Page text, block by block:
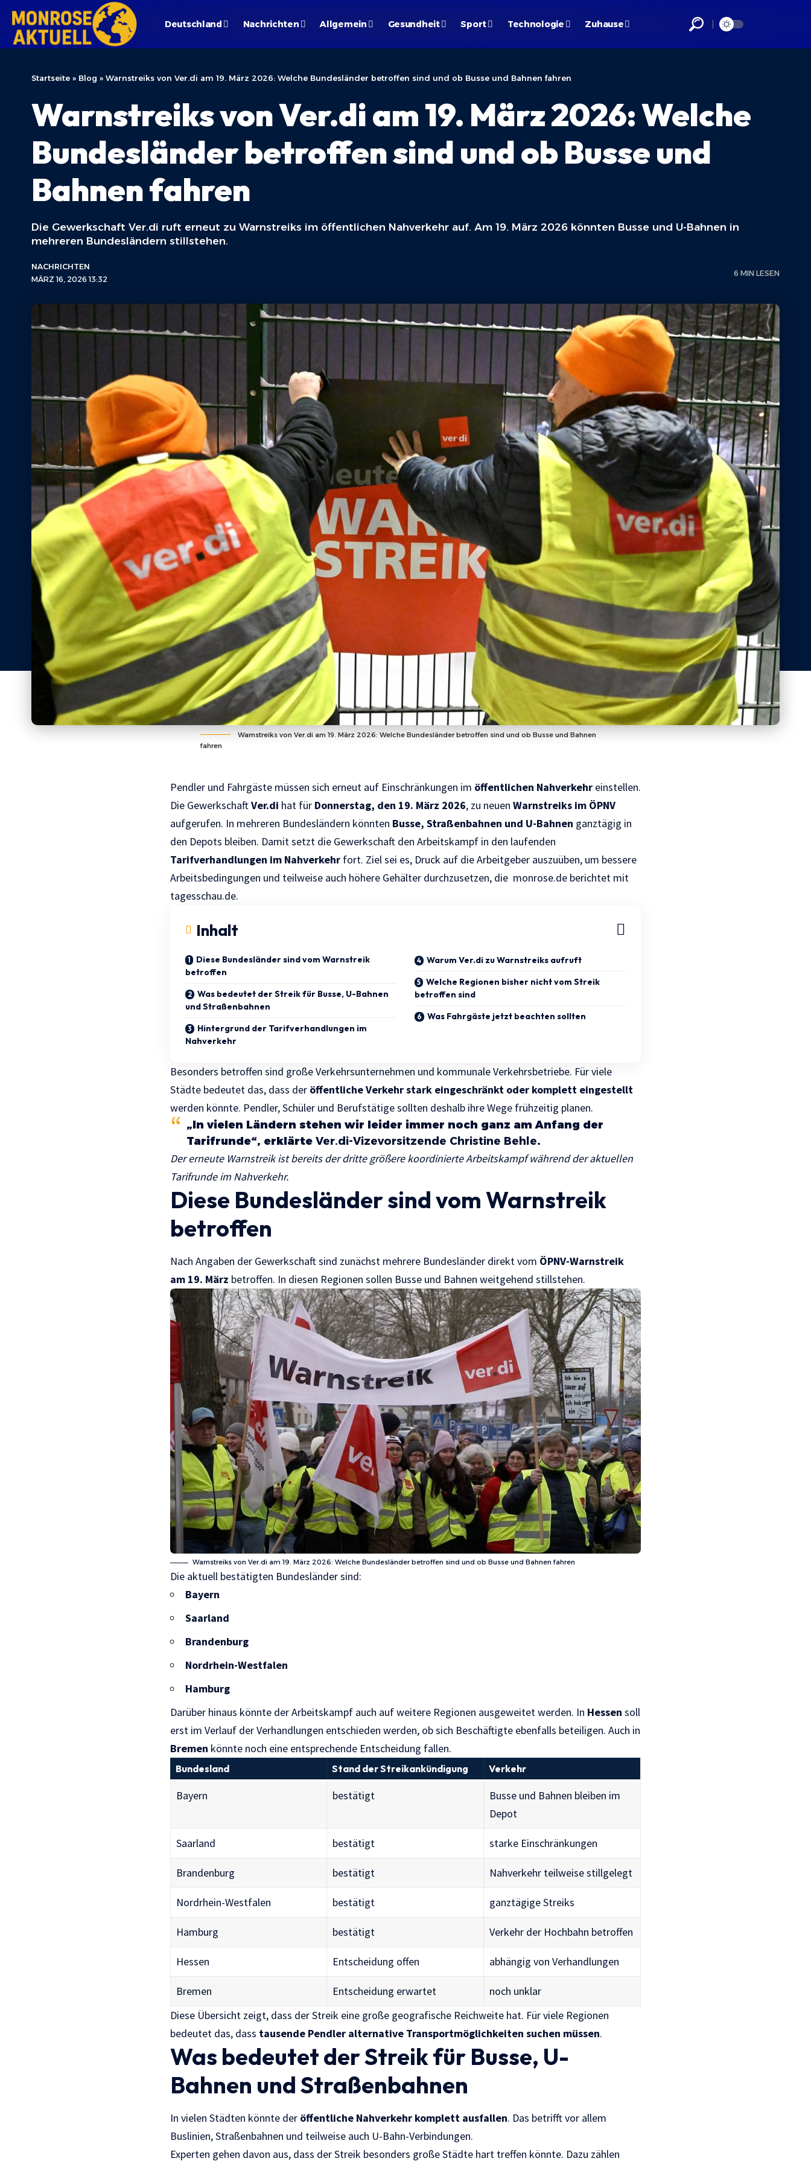
Deutschland Nachrichten Allgemein Gesundheit Sport Technologie Zuhause
Startseite » Blog » Warnstreiks von Ver.di am 19. März 2026: Welche Bundesländer betroffen sind und ob Busse und Bahnen fahren
Warnstreiks von Ver.di am 19. März 2026: Welche
Bundesländer betroffen sind und ob Busse und
Bahnen fahren
Die Gewerkschaft Ver.di ruft erneut zu Warnstreiks im öffentlichen Nahverkehr auf. Am 19. März 2026 könnten Busse und U-Bahnen in
mehreren Bundesländern stillstehen.
MÄRZ 16, 2026 13:32
NACHRICHTEN
6 MIN LESEN
Warnstreiks von Ver.di am 19. März 2026: Welche Bundesländer betroffen sind und ob Busse und Bahnen
fahren
Pendler und Fahrgäste müssen sich erneut auf Einschränkungen im öffentlichen Nahverkehr einstellen.
Die GewerkschaftVer.di hat für Donnerstag, den 19. März 2026, zu neuen Warnstreiks im ÖPNV
aufgerufen. In mehreren Bundesländern könnten Busse, Straßenbahnen und U-Bahnen ganztägig in
den Depots bleiben. Damit setzt die Gewerkschaft den Arbeitskampf in den laufenden
Tarifverhandlungen im Nahverkehr fort. Ziel sei es, Druck auf die Arbeitgeber auszuüben, um bessere
Arbeitsbedingungen und teilweise auch höhere Gehälter durchzusetzen, die monrose.de berichtet mit
tagesschau.de.
Inhalt
Diese Bundesländer sind vom Warnstreik
betroffen
Was bedeutet der Streik für Busse, U-Bahnen
und Straßenbahnen
Hintergrund der Tarifverhandlungen im
Nahverkehr
Warum Ver.di zu Warnstreiks aufruft
Welche Regionen bisher nicht vom Streik
betroffen sind
Was Fahrgäste jetzt beachten sollten
Besonders betroffen sind große Verkehrsunternehmen und kommunale Verkehrsbetriebe. Für viele
Städte bedeutet das, dass der öffentliche Verkehr stark eingeschränkt oder komplett eingestellt
werden könnte. Pendler, Schüler und Berufstätige sollten deshalb ihre Wege frühzeitig planen.
„In vielen Ländern stehen wir leider immer noch ganz am Anfang der
Tarifrunde“, erklärte Ver.di-Vizevorsitzende Christine Behle.
Der erneute Warnstreik ist bereits der dritte größere koordinierte Arbeitskampf während der aktuellen
Tarifrunde im Nahverkehr.
Diese Bundesländer sind vom Warnstreik
betroffen
Nach Angaben der Gewerkschaft sind zunächst mehrere Bundesländer direkt vom ÖPNV-Warnstreik
am 19. März betroffen. In diesen Regionen sollen Busse und Bahnen weitgehend stillstehen.
Warnstreiks von Ver.di am 19. März 2026: Welche Bundesländer betroffen sind und ob Busse und Bahnen fahren
Die aktuell bestätigten Bundesländer sind:
Bayern
Saarland
Brandenburg
Nordrhein-Westfalen
Hamburg
Darüber hinaus könnte der Arbeitskampf auch auf weitere Regionen ausgeweitet werden. In Hessen soll
erst im Verlauf der Verhandlungen entschieden werden, ob sich Beschäftigte ebenfalls beteiligen. Auch in
Bremen könnte noch eine entsprechende Entscheidung fallen.
Bundesland Stand der Streikankündigung Verkehr
Bayern bestätigt
Busse und Bahnen bleiben im
Depot
Saarland bestätigt starke Einschränkungen
Brandenburg bestätigt Nahverkehr teilweise stillgelegt
Nordrhein-Westfalen bestätigt ganztägige Streiks
Hamburg bestätigt Verkehr der Hochbahn betroffen
Hessen Entscheidung offen abhängig von Verhandlungen
Bremen Entscheidung erwartet
noch unklar
Diese Übersicht zeigt, dass der Streik eine große geografische Reichweite hat. Für viele Regionen
bedeutet das, dass tausende Pendler alternative Transportmöglichkeiten suchen müssen.
Was bedeutet der Streik für Busse, U-
Bahnen und Straßenbahnen
In vielen Städten könnte der öffentliche Nahverkehr komplett ausfallen. Das betrifft vor allem
Buslinien, Straßenbahnen und teilweise auch U-Bahn-Verbindungen.
Experten gehen davon aus, dass der Streik besonders große Städte hart treffen könnte. Dazu zählen